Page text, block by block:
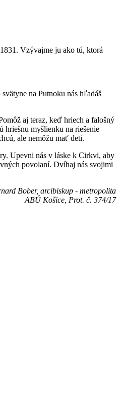
Vzývajme ju ako tú, ktorá
na Putnoku nás hľadáš
aj teraz, keď hriech a falošný
hriešnu myšlienku na riešenie
ale nemôžu mať deti.
Upevni nás v láske k Cirkvi, aby
povolaní. Dvíhaj nás svojimi
Bober, arcibiskup - metropolita
ABÚ Košice, Prot. č. 374/17